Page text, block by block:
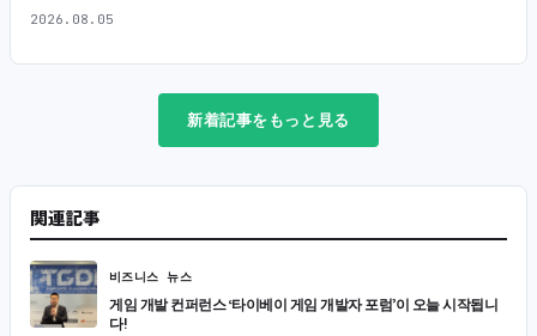
2026.08.05
新着記事をもっと見る
関連記事
비즈니스 뉴스
게임 개발 컨퍼런스 ‘타이베이 게임 개발자 포럼’이 오늘 시작됩니
다!